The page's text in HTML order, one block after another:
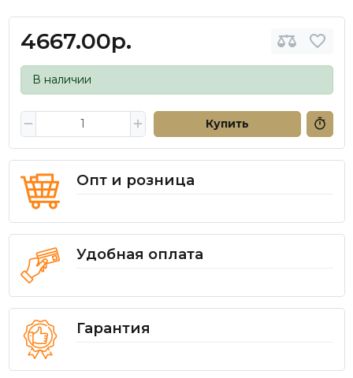
4667.00р.
В наличии
Купить
Опт и розница
Удобная оплата
Гарантия